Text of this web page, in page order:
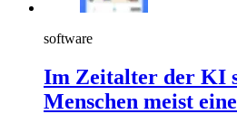
software
Im Zeitalter der KI
Menschen meist